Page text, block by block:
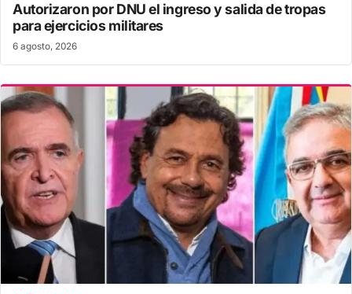
Autorizaron por DNU el ingreso y salida de tropas
para ejercicios militares
6 agosto, 2026